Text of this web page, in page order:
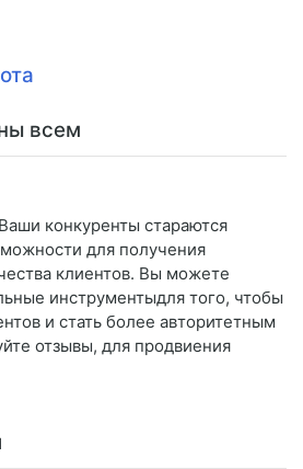
всем
конкуренты стараются
для получения
клиентов. Вы можете
инструментыдля того, чтобы
и стать более авторитетным
отзывы, для продвиения